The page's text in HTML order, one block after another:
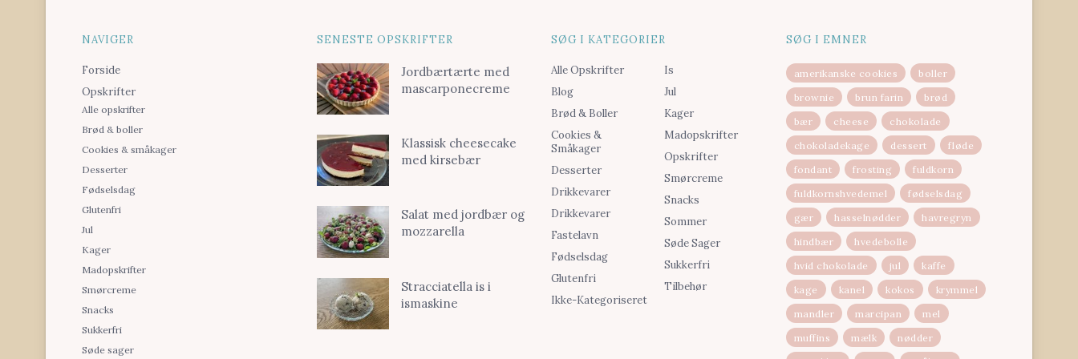
NAVIGER
Forside
Opskrifter
Alle opskrifter
Brød & boller
Cookies & småkager
Desserter
Fødselsdag
Glutenfri
Jul
Kager
Madopskrifter
Smørcreme
Snacks
Sukkerfri
Søde sager
SENESTE OPSKRIFTER
Jordbærtærte med
mascarponecreme
Klassisk cheesecake
med kirsebær
Salat med jordbær og
mozzarella
Stracciatella is i
ismaskine
SØG I KATEGORIER
Alle Opskrifter
Blog
Brød & Boller
Cookies &
Småkager
Desserter
Drikkevarer
Drikkevarer
Fastelavn
Fødselsdag
Glutenfri
Ikke-Kategoriseret
Is
Jul
Kager
Madopskrifter
Opskrifter
Smørcreme
Snacks
Sommer
Søde Sager
Sukkerfri
Tilbehør
SØG I EMNER
amerikanske cookies
boller
brownie
brun farin
brød
bær
cheese
chokolade
chokoladekage
dessert
fløde
fondant
frosting
fuldkorn
fuldkornshvedemel
fødselsdag
gær
hasselnødder
havregryn
hindbær
hvedebolle
hvid chokolade
jul
kaffe
kage
kanel kokos
krymmel
mandler
marcipan
mel
muffins
mælk
nødder